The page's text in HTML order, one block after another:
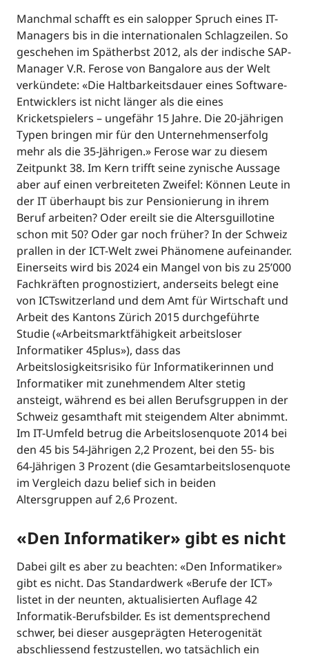
Manchmal schafft es ein salopper Spruch eines IT-
Managers bis in die internationalen Schlagzeilen. So
geschehen im Spätherbst 2012, als der indische SAP-
Manager V.R. Ferose von Bangalore aus der Welt
verkündete: «Die Haltbarkeitsdauer eines Software-
Entwicklers ist nicht länger als die eines
Kricketspielers – ungefähr 15 Jahre. Die 20-jährigen
Typen bringen mir für den Unternehmenserfolg
mehr als die 35-Jährigen.» Ferose war zu diesem
Zeitpunkt 38. Im Kern trifft seine zynische Aussage
aber auf einen verbreiteten Zweifel: Können Leute in
der IT überhaupt bis zur Pensionierung in ihrem
Beruf arbeiten? Oder ereilt sie die Altersguillotine
schon mit 50? Oder gar noch früher? In der Schweiz
prallen in der ICT-Welt zwei Phänomene aufeinander.
Einerseits wird bis 2024 ein Mangel von bis zu 25’000
Fachkräften prognostiziert, anderseits belegt eine
von ICTswitzerland und dem Amt für Wirtschaft und
Arbeit des Kantons Zürich 2015 durchgeführte
Studie («Arbeitsmarktfähigkeit arbeitsloser
Informatiker 45plus»), dass das
Arbeitslosigkeitsrisiko für Informatikerinnen und
Informatiker mit zunehmendem Alter stetig
ansteigt, während es bei allen Berufsgruppen in der
Schweiz gesamthaft mit steigendem Alter abnimmt.
Im IT-Umfeld betrug die Arbeitslosenquote 2014 bei
den 45 bis 54-Jährigen 2,2 Prozent, bei den 55- bis
64-Jährigen 3 Prozent (die Gesamtarbeitslosenquote
im Vergleich dazu belief sich in beiden
Altersgruppen auf 2,6 Prozent.
«Den Informatiker» gibt es nicht
Dabei gilt es aber zu beachten: «Den Informatiker»
gibt es nicht. Das Standardwerk «Berufe der ICT»
listet in der neunten, aktualisierten Auflage 42
Informatik-Berufsbilder. Es ist dementsprechend
schwer, bei dieser ausgeprägten Heterogenität
abschliessend festzustellen, wo tatsächlich ein